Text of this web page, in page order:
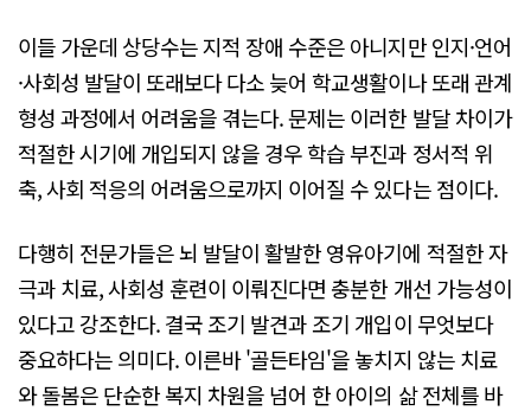
이들 가운데 상당수는 지적 장애 수준은 아니지만 인지·언어
·사회성 발달이 또래보다 다소 늦어 학교생활이나 또래 관계
형성 과정에서 어려움을 겪는다. 문제는 이러한 발달 차이가
적절한 시기에 개입되지 않을 경우 학습 부진과 정서적 위
축, 사회 적응의 어려움으로까지 이어질 수 있다는 점이다.
다행히 전문가들은 뇌 발달이 활발한 영유아기에 적절한 자
극과 치료, 사회성 훈련이 이뤄진다면 충분한 개선 가능성이
있다고 강조한다. 결국 조기 발견과 조기 개입이 무엇보다
중요하다는 의미다. 이른바 '골든타임'을 놓치지 않는 치료
와 돌봄은 단순한 복지 차원을 넘어 한 아이의 삶 전체를 바